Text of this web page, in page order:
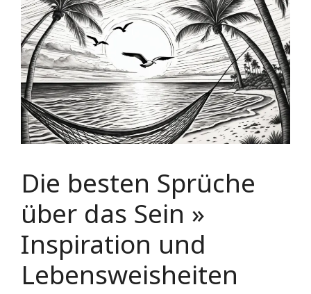
Die besten Sprüche
über das Sein »
Inspiration und
Lebensweisheiten